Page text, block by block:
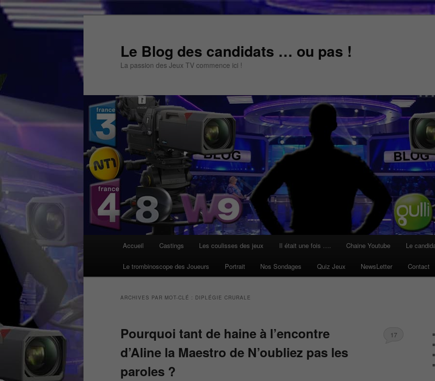
Aller
Aller
Le Blog des candidats … ou pas !
La passion des Jeux TV commence ici !
Accueil Castings Les coulisses des jeux Il était une fois …. Chaine Youtube Le
Le trombinoscope des Joueurs Portrait Nos Sondages Quiz Jeux NewsLetter Contact
ARCHIVES PAR MOT-CLÉ : DIPLÉGIE CRURALE
Pourquoi tant de haine à l’encontre
d’Aline la Maestro de N’oubliez pas les
paroles ?
17